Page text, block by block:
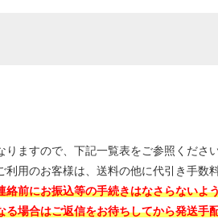
りますので、下記一覧表をご参照ください
用のお客様は、送料の他に代引き手数
前にお振込等の手続きはなさらないよ
場合はご返信をお待ちしてから発送手